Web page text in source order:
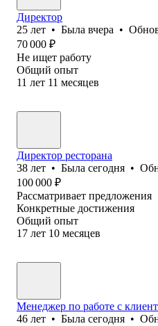
Директор
25 лет • Была вчера •
70 000 ₽
Не ищет работу
Общий опыт
11 лет 11 месяцев
Директор ресторана
38 лет • Была сегодня •
100 000 ₽
Рассматривает предложения
Конкретные достижения
Общий опыт
17 лет 10 месяцев
Менеджер по работе с
46 лет • Была сегодня •